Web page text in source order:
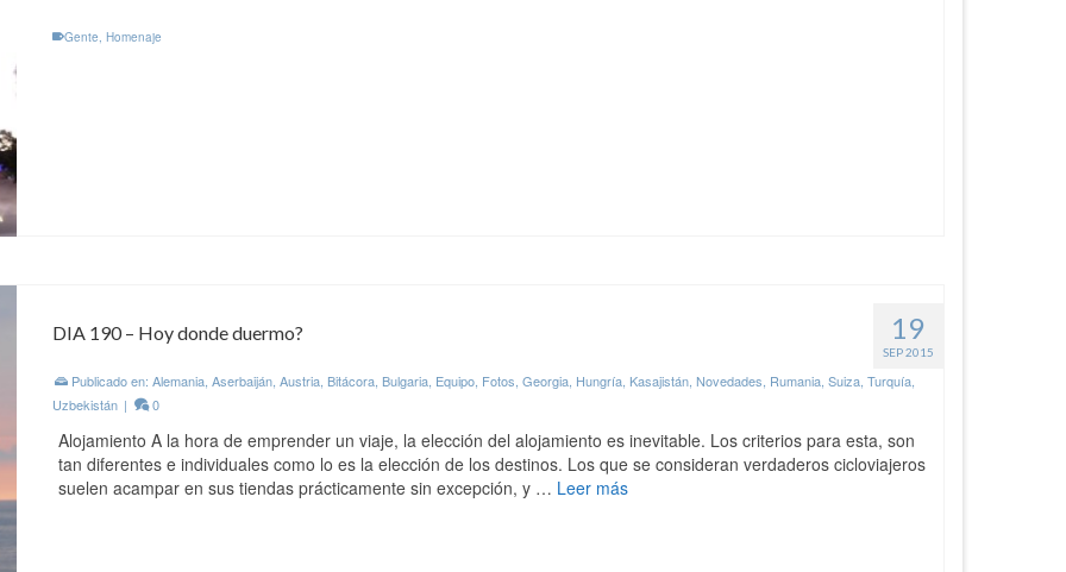
Gente,Homenaje
19
SEP 2015
DIA 190 – Hoy donde duermo?
Publicado en:Alemania,Aserbaiján,Austria, Bitácora, Bulgaria, Equipo, Fotos,Georgia, Hungría, Kasajistán,Novedades, Rumania,Suiza,Turquía,
Uzbekistán | 0
Alojamiento A la hora de emprender un viaje, la elección del alojamiento es inevitable. Los criterios para esta, son
tan diferentes e individuales como lo es la elección de los destinos. Los que se consideran verdaderos cicloviajeros
suelen acampar en sus tiendas prácticamente sin excepción, y … Leer más